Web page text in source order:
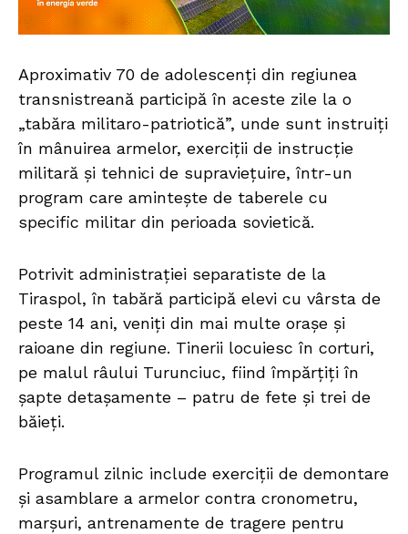
Aproximativ 70 de adolescenți din regiunea
transnistreană participă în aceste zile la o
„tabăra militaro-patriotică”, unde sunt instruiți
în mânuirea armelor, exerciții de instrucție
militară și tehnici de supraviețuire, într-un
program care amintește de taberele cu
specific militar din perioada sovietică.
Potrivit administrației separatiste de la
Tiraspol, în tabără participă elevi cu vârsta de
peste 14 ani, veniți din mai multe orașe și
raioane din regiune. Tinerii locuiesc în corturi,
pe malul râului Turunciuc, fiind împărțiți în
șapte detașamente – patru de fete și trei de
băieți.
Programul zilnic include exerciții de demontare
și asamblare a armelor contra cronometru,
marșuri, antrenamente de tragere pentru